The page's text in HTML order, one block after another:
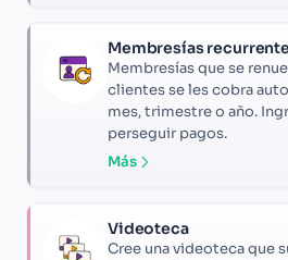
Membresías
Membresías que se
clientes se les cobra
mes, trimestre o año.
perseguir pagos.
Más
Videoteca
Cree una videoteca que